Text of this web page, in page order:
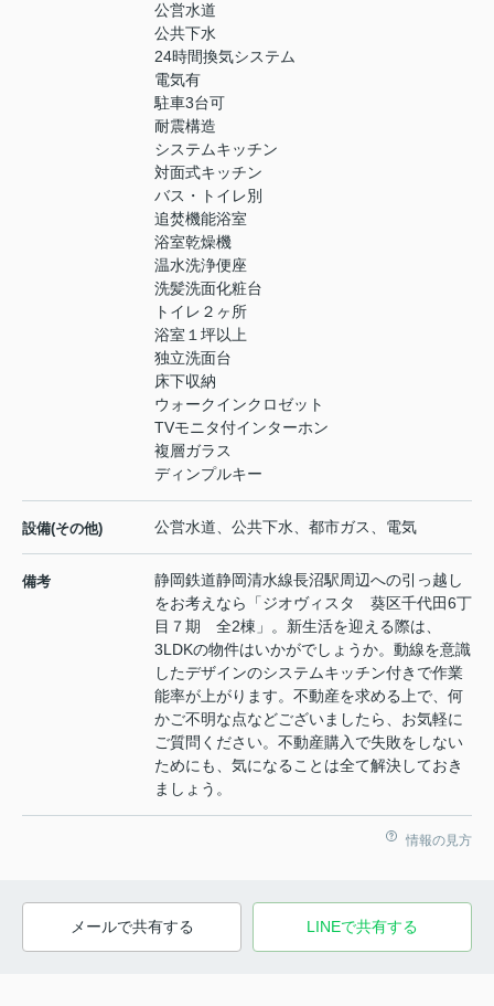
公営水道
公共下水
24時間換気システム
電気有
駐車3台可
耐震構造
システムキッチン
対面式キッチン
バス・トイレ別
追焚機能浴室
浴室乾燥機
温水洗浄便座
洗髪洗面化粧台
トイレ２ヶ所
浴室１坪以上
独立洗面台
床下収納
ウォークインクロゼット
TVモニタ付インターホン
複層ガラス
ディンプルキー
設備(その他) 公営水道、公共下水、都市ガス、電気
備考
静岡鉄道静岡清水線長沼駅周辺への引っ越し
をお考えなら「ジオヴィスタ 葵区千代田6丁
目７期 全2棟」。新生活を迎える際は、
3LDKの物件はいかがでしょうか。動線を意識
したデザインのシステムキッチン付きで作業
能率が上がります。不動産を求める上で、何
かご不明な点などございましたら、お気軽に
ご質問ください。不動産購入で失敗をしない
ためにも、気になることは全て解決しておき
ましょう。
情報の見方
メールで共有する LINEで共有する